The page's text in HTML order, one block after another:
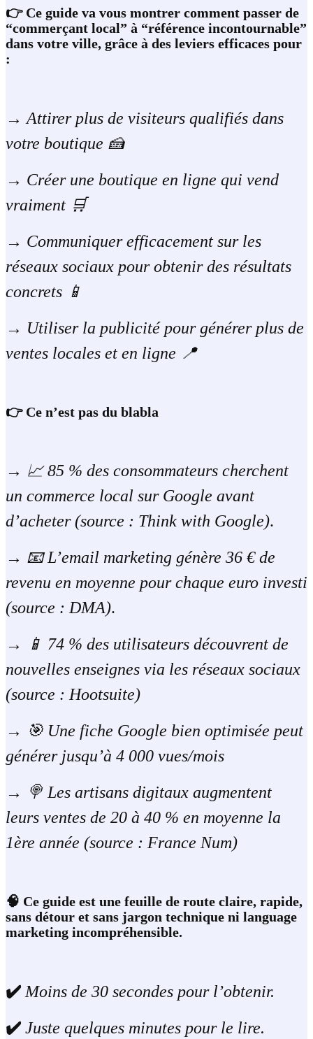
👉 Ce guide va vous montrer comment passer de
“commerçant local” à “référence incontournable”
dans votre ville, grâce à des leviers efficaces pour
:
→ Attirer plus de visiteurs qualifiés dans
votre boutique 🍰
→ Créer une boutique en ligne qui vend
vraiment 🛒
→ Communiquer efficacement sur les
réseaux sociaux pour obtenir des résultats
concrets 📱
→ Utiliser la publicité pour générer plus de
ventes locales et en ligne 📍
👉 Ce n’est pas du blabla
→ 📈 85 % des consommateurs cherchent
un commerce local sur Google avant
d’acheter (source : Think with Google).
→ 📧 L’email marketing génère 36 € de
revenu en moyenne pour chaque euro investi
(source : DMA).
→
📱 74 % des utilisateurs découvrent de
nouvelles enseignes via les réseaux sociaux
(source : Hootsuite)
→ 🎯 Une fiche Google bien optimisée peut
générer jusqu’à 4 000 vues/mois
→
🍭 Les artisans digitaux augmentent
leurs ventes de 20 à 40 % en moyenne la
1ère année (source : France Num)
🧠 Ce guide est une feuille de route claire, rapide,
sans détour et sans jargon technique ni language
marketing incompréhensible.
✔️ Moins de 30 secondes pour l’obtenir.
✔️ Juste quelques minutes pour le lire.